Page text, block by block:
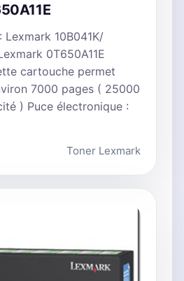
Lexmark 10B041K/
0T650A11E
cartouche permet
7000 pages ( 25000
) Puce électronique :
Toner Lexmark